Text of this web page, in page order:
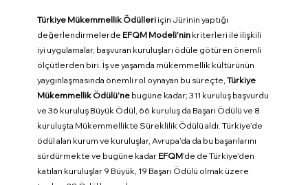
Türkiye Mükemmellik Ödülleri için Jürinin yaptığı
değerlendirmelerde EFQM Modeli’nin kriterleri ile ilişkili
iyi uygulamalar, başvuran kuruluşları ödüle götüren önemli
ölçütlerden biri. İş ve yaşamda mükemmellik kültürünün
yaygınlaşmasında önemli rol oynayan bu süreçte, Türkiye
Mükemmellik Ödülü’ne bugüne kadar; 311 kuruluş başvurdu
ve 36 kuruluş Büyük Ödül, 66 kuruluş da Başarı Ödülü ve 8
kuruluşta Mükemmellikte Süreklilik Ödülü aldı. Türkiye’de
ödül alan kurum ve kuruluşlar, Avrupa’da da bu başarılarını
sürdürmekte ve bugüne kadar EFQM’de de Türkiye’den
katılan kuruluşlar 9 Büyük, 19 Başarı Ödülü olmak üzere